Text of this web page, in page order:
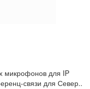
микрофонов для IP
связи для Север..